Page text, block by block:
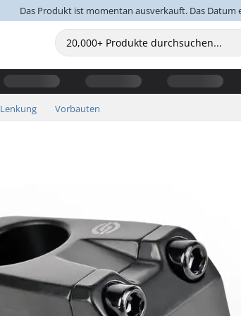
Das Produkt ist momentan ausverkauft. Das
Lenkung Vorbauten